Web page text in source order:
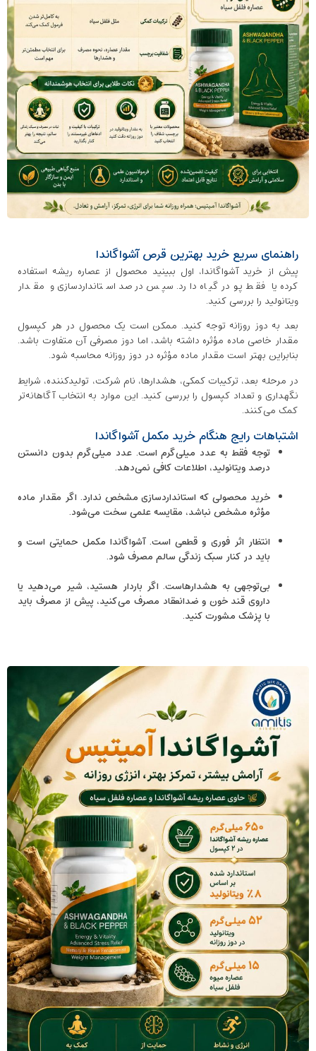
راهنمای سریع خرید بهترین قرص آشواگاندا
پیش از خرید آشواگاندا، اول ببینید محصول از عصاره ریشه استفاده
کرده یا فقط پودر گیاه دارد. سپس درصد استانداردسازی و مقدار
ویتانولید را بررسی کنید.
بعد به دوز روزانه توجه کنید. ممکن است یک محصول در هر کپسول
مقدار خاصی ماده مؤثره داشته باشد، اما دوز مصرفی آن متفاوت باشد.
بنابراین بهتر است مقدار ماده مؤثره در دوز روزانه محاسبه شود.
در مرحله بعد، ترکیبات کمکی، هشدارها، نام شرکت، تولیدکننده، شرایط
نگهداری و تعداد کپسول را بررسی کنید. این موارد به انتخاب آگاهانه‌تر
کمک می‌کنند.
اشتباهات رایج هنگام خرید مکمل آشواگاندا
توجه فقط به عدد میلی‌گرم است. عدد میلی‌گرم بدون دانستن
درصد ویتانولید، اطلاعات کافی نمی‌دهد.
خرید محصولی که استانداردسازی مشخص ندارد. اگر مقدار ماده
مؤثره مشخص نباشد، مقایسه علمی سخت می‌شود.
انتظار اثر فوری و قطعی است. آشواگاندا مکمل حمایتی است و
باید در کنار سبک زندگی سالم مصرف شود.
بی‌توجهی به هشدارهاست. اگر باردار هستید، شیر می‌دهید یا
داروی قند خون و ضدانعقاد مصرف می‌کنید، پیش از مصرف باید
با پزشک مشورت کنید.